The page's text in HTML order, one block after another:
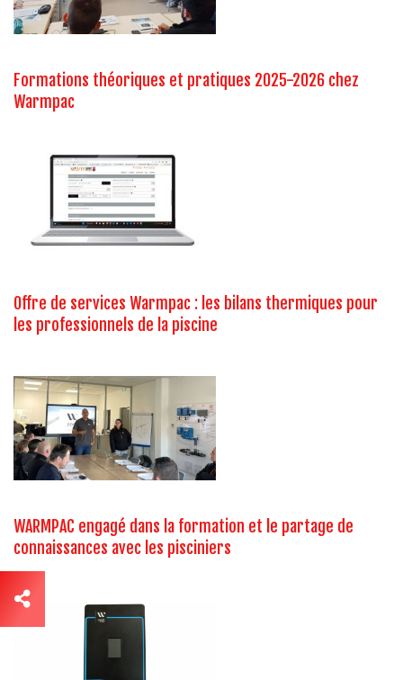
Formations théoriques et pratiques 2025-2026 chez
Warmpac
Offre de services Warmpac : les bilans thermiques pour
les professionnels de la piscine
WARMPAC engagé dans la formation et le partage de
connaissances avec les pisciniers